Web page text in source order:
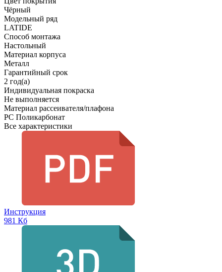
Чёрный
Модельный ряд
LATIDE
Способ монтажа
Настольный
Материал корпуса
Металл
Гарантийный срок
2 год(а)
Индивидуальная покраска
Не выполняется
Материал рассеивателя/плафона
PC Поликарбонат
Все характеристики
Инструкция
981 Кб